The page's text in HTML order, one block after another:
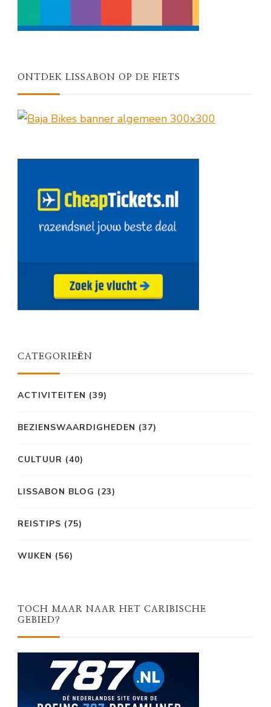
ONTDEK LISSABON OP DE FIETS
CATEGORIEËN
ACTIVITEITEN (39)
BEZIENSWAARDIGHEDEN (37)
CULTUUR (40)
LISSABON BLOG (23)
REISTIPS (75)
WIJKEN (56)
TOCH MAAR NAAR HET CARIBISCHE
GEBIED?